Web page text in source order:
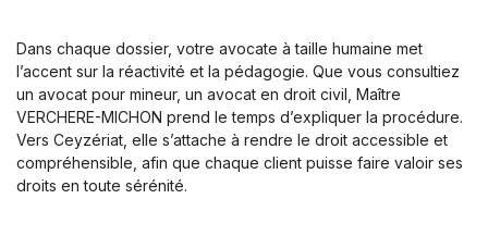
Dans chaque dossier, votre avocate à taille humaine met
l’accent sur la réactivité et la pédagogie. Que vous consultiez
un avocat pour mineur, un avocat en droit civil, Maître
VERCHERE-MICHON prend le temps d’expliquer la procédure.
Vers Ceyzériat, elle s’attache à rendre le droit accessible et
compréhensible, afin que chaque client puisse faire valoir ses
droits en toute sérénité.